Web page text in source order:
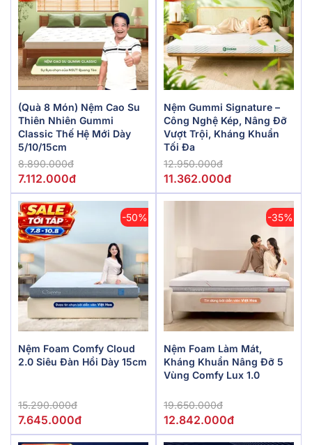
(Quà 8 Món) Nệm Cao Su
Thiên Nhiên Gummi
Classic Thế Hệ Mới Dày
5/10/15cm
8.890.000đ
7.112.000đ
Nệm Gummi Signature –
Công Nghệ Kép, Nâng Đỡ
Vượt Trội, Kháng Khuẩn
Tối Đa
12.950.000đ
11.362.000đ
-50%
Nệm Foam Comfy Cloud
2.0 Siêu Đàn Hồi Dày 15cm
15.290.000đ
7.645.000đ
-35%
Nệm Foam Làm Mát,
Kháng Khuẩn Nâng Đỡ 5
Vùng Comfy Lux 1.0
19.650.000đ
12.842.000đ